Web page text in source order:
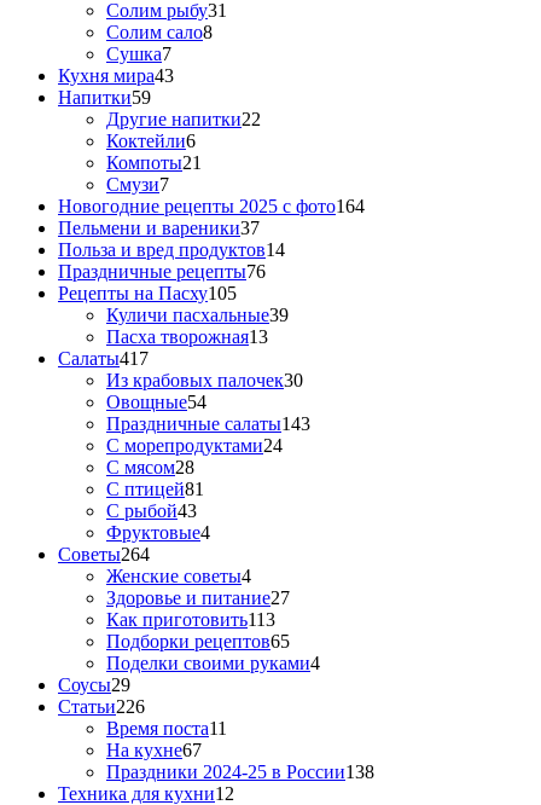
Солим рыбу31
Солим сало8
Сушка7
Кухня мира43
Напитки59
Другие напитки22
Коктейли6
Компоты21
Смузи7
Новогодние рецепты 2025 с фото164
Пельмени и вареники37
Польза и вред продуктов14
Праздничные рецепты76
Рецепты на Пасху105
Куличи пасхальные39
Пасха творожная13
Салаты417
Из крабовых палочек30
Овощные54
Праздничные салаты143
С морепродуктами24
С мясом28
С птицей81
С рыбой43
Фруктовые4
Советы264
Женские советы4
Здоровье и питание27
Как приготовить113
Подборки рецептов65
Поделки своими руками4
Соусы29
Статьи226
Время поста11
На кухне67
Праздники 2024-25 в России138
Техника для кухни12